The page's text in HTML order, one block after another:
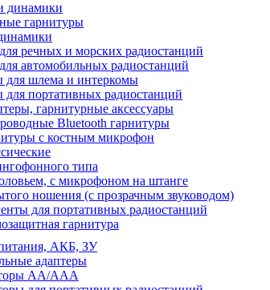
динамики
гарнитуры
речных и морских радиостанций
автомобильных радиостанций
для шлема и интеркомы
для портативных радиостанций
гарнитурные аксессуары
Bluetooth гарнитуры
с костным микрофон
типа
с микрофоном на штанге
ношения (с прозрачным звуководом)
для портативных радиостанций
гарнитура
АКБ, ЗУ
адаптеры
АА/ААА